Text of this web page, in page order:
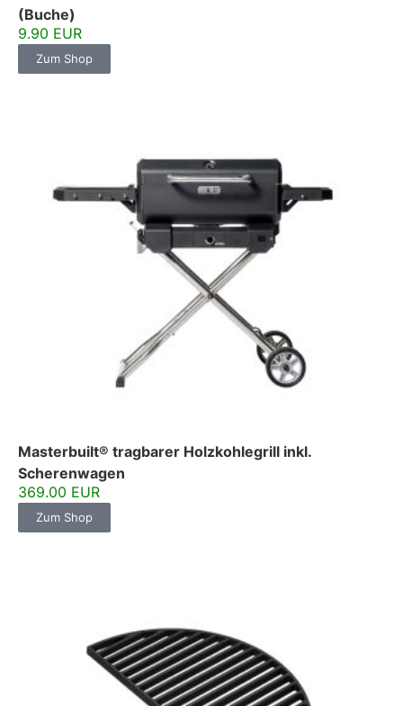
(Buche)
9.90 EUR
Zum Shop
Masterbuilt® tragbarer Holzkohlegrill inkl.
Scherenwagen
369.00 EUR
Zum Shop